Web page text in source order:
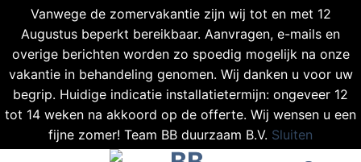
Vanwege de zomervakantie zijn wij tot en met 12
Augustus beperkt bereikbaar. Aanvragen, e-mails en
overige berichten worden zo spoedig mogelijk na onze
vakantie in behandeling genomen. Wij danken u voor uw
begrip. Huidige indicatie installatietermijn: ongeveer 12
tot 14 weken na akkoord op de offerte. Wij wensen u een
fijne zomer! Team BB duurzaam B.V. Sluiten